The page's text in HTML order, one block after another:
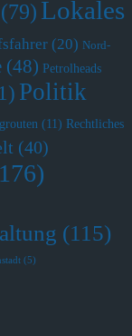
(79) Lokales
(20) Nord-
(48) Petrolheads
Politik
(11) Rechtliches
(40)
(115)
(5)